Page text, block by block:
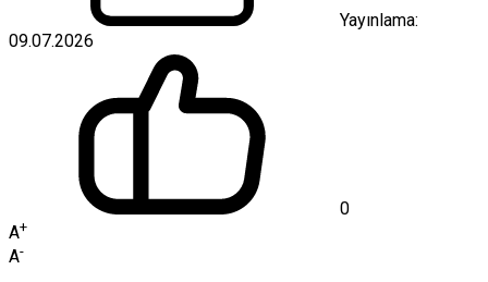
Yayınlama:
09.07.2026
0
A+
A-